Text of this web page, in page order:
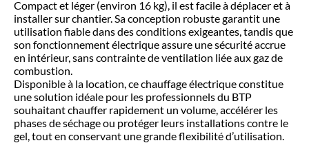
Compact et léger (environ 16 kg), il est facile à déplacer et à
installer sur chantier. Sa conception robuste garantit une
utilisation fiable dans des conditions exigeantes, tandis que
son fonctionnement électrique assure une sécurité accrue
en intérieur, sans contrainte de ventilation liée aux gaz de
combustion.
Disponible à la location, ce chauffage électrique constitue
une solution idéale pour les professionnels du BTP
souhaitant chauffer rapidement un volume, accélérer les
phases de séchage ou protéger leurs installations contre le
gel, tout en conservant une grande flexibilité d’utilisation.